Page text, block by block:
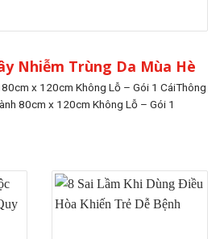
Nhiễm Trùng Da Mùa Hè
80cm x 120cm Không Lỗ – Gói 1 CáiThông
80cm x 120cm Không Lỗ – Gói 1